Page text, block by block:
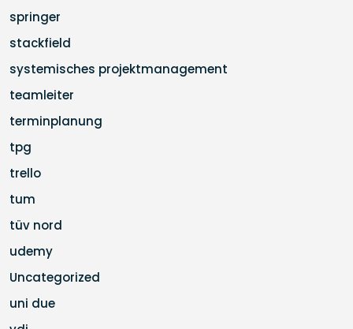
springer
stackfield
systemisches projektmanagement
teamleiter
terminplanung
tpg
trello
tum
tüv nord
udemy
Uncategorized
uni due